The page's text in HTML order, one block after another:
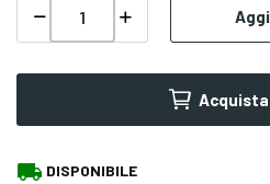
local_shipping DISPONIBILE